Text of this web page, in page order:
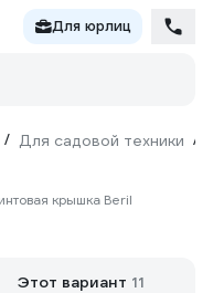
Для юрлиц
/ Для садовой техники /
крышка Beril
Этот вариант 11